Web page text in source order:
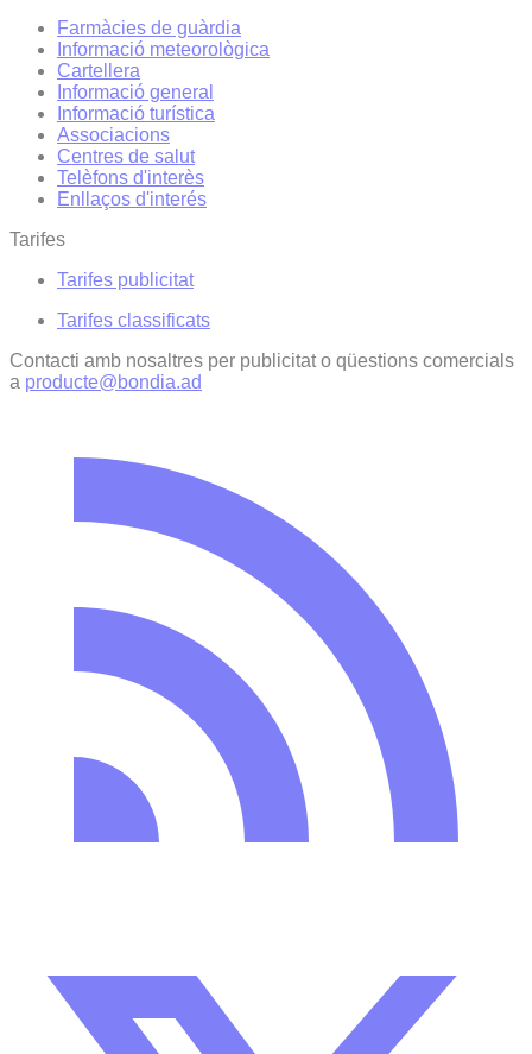
Farmàcies de guàrdia
Informació meteorològica
Cartellera
Informació general
Informació turística
Associacions
Centres de salut
Telèfons d'interès
Enllaços d'interés
Tarifes
Tarifes publicitat
Tarifes classificats
Contacti amb nosaltres per publicitat o qüestions comercials
a producte@bondia.ad